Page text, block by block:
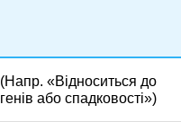
(Напр. «Відноситься до
генів або спадковості»)